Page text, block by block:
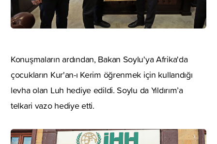
Konuşmaların ardından, Bakan Soylu'ya Afrika'da
çocukların Kur'an-ı Kerim öğrenmek için kullandığı
levha olan Luh hediye edildi. Soylu da Yıldırım’a
telkari vazo hediye etti.